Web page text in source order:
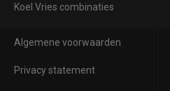
Koel Vries combinaties
Algemene voorwaarden
Privacy statement